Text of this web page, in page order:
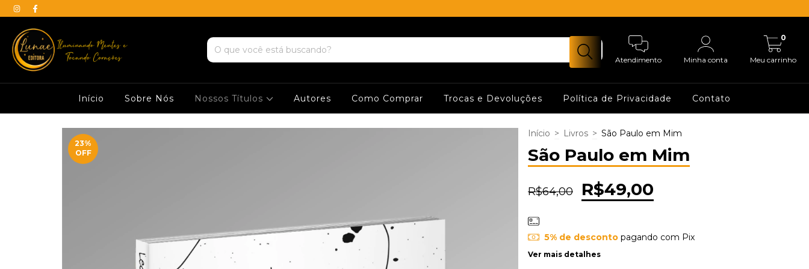
Atendimento Minha conta Meu carrinho
0
Início Sobre Nós Nossos Títulos Autores Como Comprar Trocas e Devoluções Política de Privacidade Contato
23%
OFF
Início > Livros > São Paulo em Mim
São Paulo em Mim
R$64,00 R$49,00
5% de descontopagando com Pix
Ver mais detalhes